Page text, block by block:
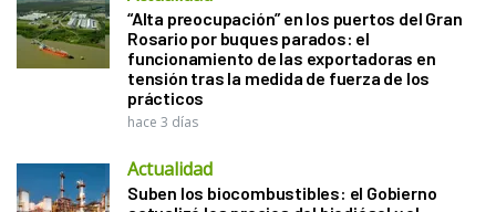
“Alta preocupación” en los puertos del Gran
Rosario por buques parados: el
funcionamiento de las exportadoras en
tensión tras la medida de fuerza de los
prácticos
hace 3 días
Actualidad
Suben los biocombustibles: el Gobierno